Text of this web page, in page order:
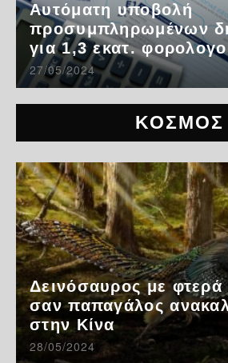
Αυτόματη υποβολή
προσυμπληρωμένων
για 1,3 εκατ.
27/05/2024
ΚΟΣΜΟΣ
Δεινόσαυρος με φτερά
σαν παπαγάλος
στην Κίνα
28/05/2024